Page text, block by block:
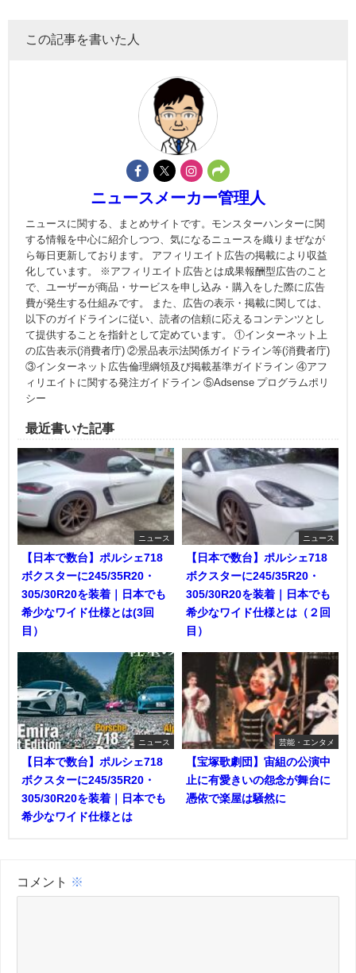
この記事を書いた人
ニュースメーカー管理人
ニュースに関する、まとめサイトです。モンスターハンターに関
する情報を中心に紹介しつつ、気になるニュースを織りまぜなが
ら毎日更新しております。 アフィリエイト広告の掲載により収益
化しています。 ※アフィリエイト広告とは成果報酬型広告のこと
で、ユーザーが商品・サービスを申し込み・購入をした際に広告
費が発生する仕組みです。 また、広告の表示・掲載に関しては、
以下のガイドラインに従い、読者の信頼に応えるコンテンツとし
て提供することを指針として定めています。 ①インターネット上
の広告表示(消費者庁) ②景品表示法関係ガイドライン等(消費者庁)
③インターネット広告倫理綱領及び掲載基準ガイドライン ④アフ
ィリエイトに関する発注ガイドライン ⑤Adsense プログラムポリ
シー
最近書いた記事
ニュース
【日本で数台】ポルシェ718
ボクスターに245/35R20・
305/30R20を装着｜日本でも
希少なワイド仕様とは(3回
目）
ニュース
【日本で数台】ポルシェ718
ボクスターに245/35R20・
305/30R20を装着｜日本でも
希少なワイド仕様とは（２回
目）
ニュース
【日本で数台】ポルシェ718
ボクスターに245/35R20・
305/30R20を装着｜日本でも
希少なワイド仕様とは
芸能・エンタメ
【宝塚歌劇団】宙組の公演中
止に有愛きいの怨念が舞台に
憑依で楽屋は騒然に
コメント ※